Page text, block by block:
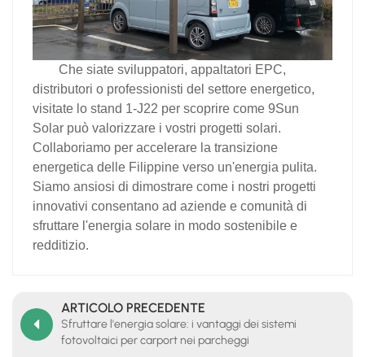
Che siate sviluppatori, appaltatori EPC,
distributori o professionisti del settore energetico,
visitate lo stand 1-J22 per scoprire come 9Sun
Solar può valorizzare i vostri progetti solari.
Collaboriamo per accelerare la transizione
energetica delle Filippine verso un'energia pulita.
Siamo ansiosi di dimostrare come i nostri progetti
innovativi consentano ad aziende e comunità di
sfruttare l'energia solare in modo sostenibile e
redditizio.
ARTICOLO PRECEDENTE
Sfruttare l'energia solare: i vantaggi dei sistemi
fotovoltaici per carport nei parcheggi